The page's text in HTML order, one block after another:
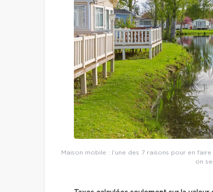
Maison mobile : l’une des 7 raisons pour en
on